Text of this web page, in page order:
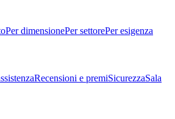
Per dimensionePer settorePer esigenza
Recensioni e premiSicurezzaSala